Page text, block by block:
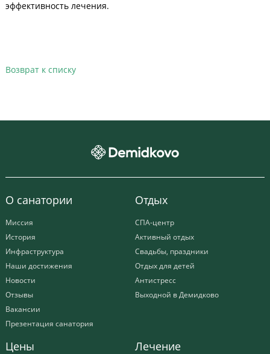
эффективность лечения.
Возврат к списку
О санатории
Миссия
История
Инфраструктура
Наши достижения
Новости
Отзывы
Вакансии
Презентация санатория
Отдых
СПА-центр
Активный отдых
Свадьбы, праздники
Отдых для детей
Антистресс
Выходной в Демидково
Цены Лечение